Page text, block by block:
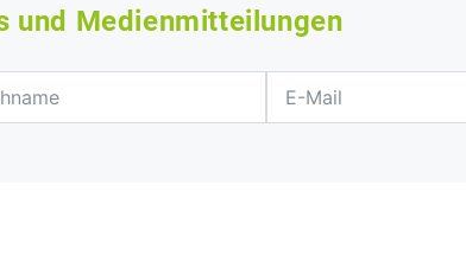
und Medienmitteilungen